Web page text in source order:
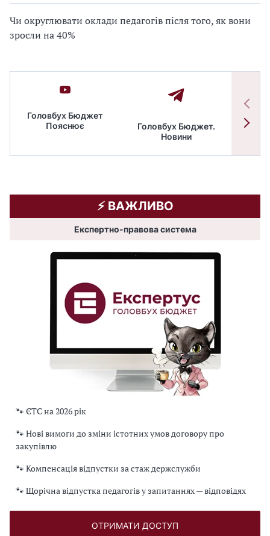
Чи округлювати оклади педагогів після того, як вони
зросли на 40%
Головбух Бюджет
Пояснює
Головбух Бюджет.
Новини
⚡️ ВАЖЛИВО
Експертно-правова система
🐾 ЄТС на 2026 рік
🐾 Нові вимоги до зміни істотних умов договору про
закупівлю
🐾 Компенсація відпустки за стаж держслужби
🐾 Щорічна відпустка педагогів у запитаннях — відповідях
ОТРИМАТИ ДОСТУП